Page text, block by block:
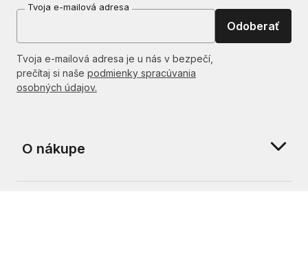
Tvoja e-mailová adresa
Odoberať
Tvoja e-mailová adresa je u nás v bezpečí,
prečítaj si naše podmienky spracúvania
osobných údajov.
O nákupe